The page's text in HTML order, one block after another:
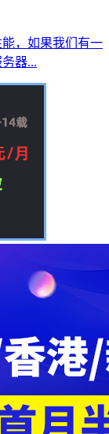
，如果我们有一
器...